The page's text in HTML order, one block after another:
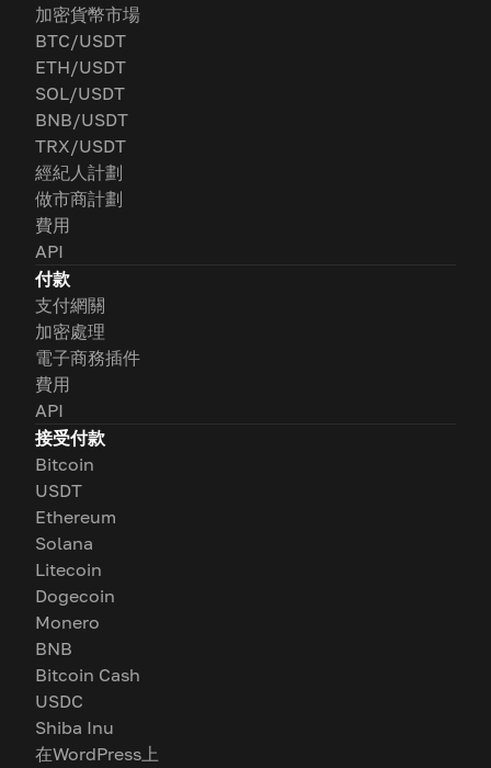
加密貨幣市場
BTC/USDT
ETH/USDT
SOL/USDT
BNB/USDT
TRX/USDT
經紀人計劃
做市商計劃
費用
API
付款
支付網關
加密處理
電子商務插件
費用
API
接受付款
Bitcoin
USDT
Ethereum
Solana
Litecoin
Dogecoin
Monero
BNB
Bitcoin Cash
USDC
Shiba Inu
在WordPress上